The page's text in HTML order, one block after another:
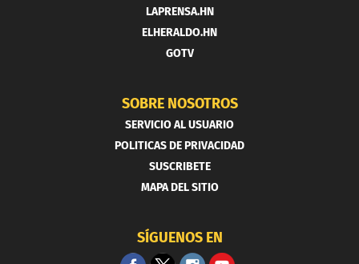
LAPRENSA.HN
ELHERALDO.HN
GOTV
SOBRE NOSOTROS
SERVICIO AL USUARIO
POLITICAS DE PRIVACIDAD
SUSCRIBETE
MAPA DEL SITIO
SÍGUENOS EN